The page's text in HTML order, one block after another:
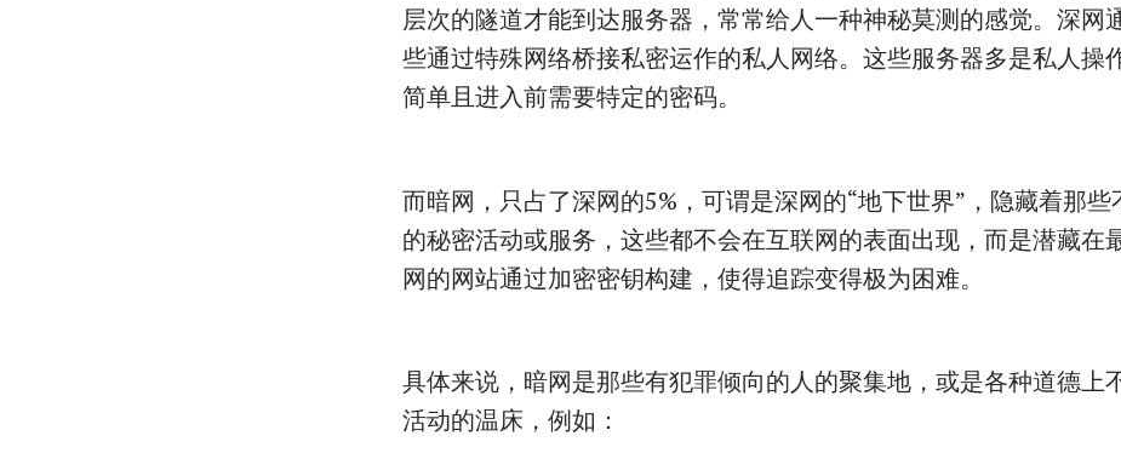
层次的隧道才能到达服务器，常常给人一种神秘莫测的感觉。深网
些通过特殊网络桥接私密运作的私人网络。这些服务器多是私人操
简单且进入前需要特定的密码。
而暗网，只占了深网的5%，可谓是深网的“地下世界”，隐藏着那些
的秘密活动或服务，这些都不会在互联网的表面出现，而是潜藏在
网的网站通过加密密钥构建，使得追踪变得极为困难。
具体来说，暗网是那些有犯罪倾向的人的聚集地，或是各种道德上
活动的温床，例如：